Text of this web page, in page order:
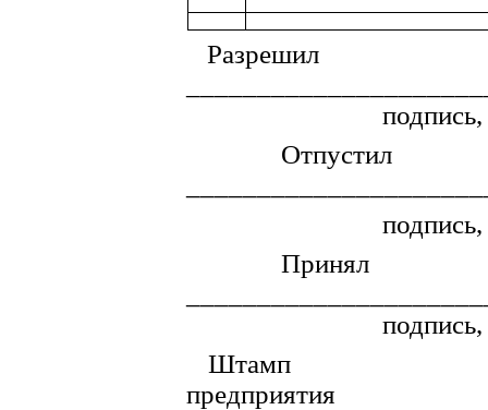
Разрешил
Отпустил
Принял
Штамп
предприятия